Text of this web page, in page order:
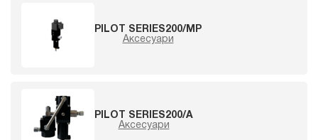
PILOT SERIES200/MP
Аксесуари
PILOT SERIES200/A
Аксесуари